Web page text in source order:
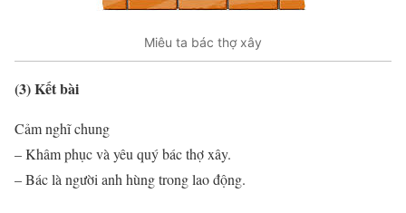
Miêu ta bác thợ xây
(3) Kết bài
Cảm nghĩ chung
– Khâm phục và yêu quý bác thợ xây.
– Bác là người anh hùng trong lao động.